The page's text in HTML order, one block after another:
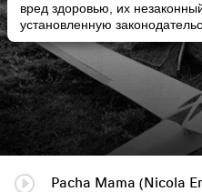
вред здоровью, их
установленную
Mike Oldfield